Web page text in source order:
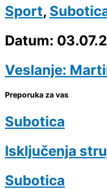
Sport,
Datum:
Veslanje:
Preporuka za vas
Subotica
Isključenja
Subotica